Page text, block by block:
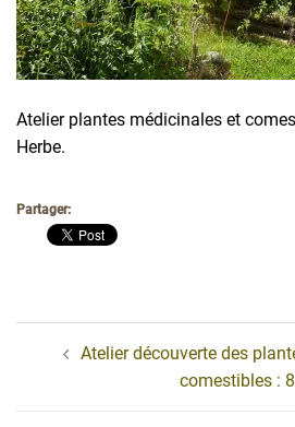
Atelier plantes médicinales et
Herbe.
Partager:
d’articleAtelier découverte des
comestibles :